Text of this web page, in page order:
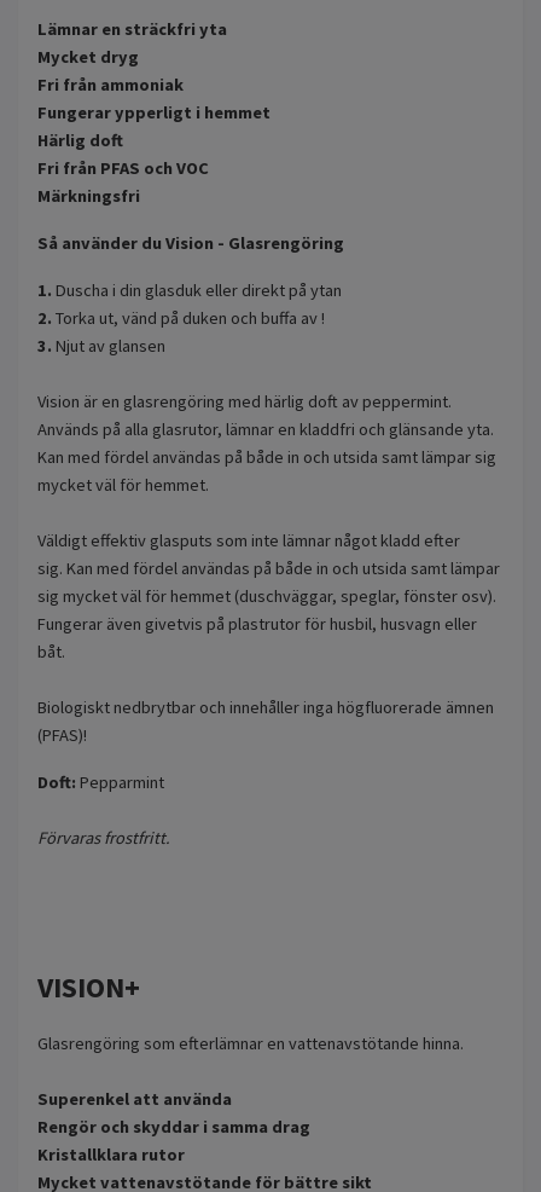
Lämnar en sträckfri yta
Mycket dryg
Fri från ammoniak
Fungerar ypperligt i hemmet
Härlig doft
Fri från PFAS och VOC
Märkningsfri
Så använder du Vision - Glasrengöring
1. Duscha i din glasduk eller direkt på ytan
2. Torka ut, vänd på duken och buffa av !
3. Njut av glansen
Vision är en glasrengöring med härlig doft av peppermint.
Används på alla glasrutor, lämnar en kladdfri och glänsande yta.
Kan med fördel användas på både in och utsida samt lämpar sig
mycket väl för hemmet.
Väldigt effektiv glasputs som inte lämnar något kladd efter
sig. Kan med fördel användas på både in och utsida samt lämpar
sig mycket väl för hemmet (duschväggar, speglar, fönster osv).
Fungerar även givetvis på plastrutor för husbil, husvagn eller
båt.
Biologiskt nedbrytbar och innehåller inga högfluorerade ämnen
(PFAS)!
Doft: Pepparmint
Förvaras frostfritt.
VISION+
Glasrengöring som efterlämnar en vattenavstötande hinna.
Superenkel att använda
Rengör och skyddar i samma drag
Kristallklara rutor
Mycket vattenavstötande för bättre sikt